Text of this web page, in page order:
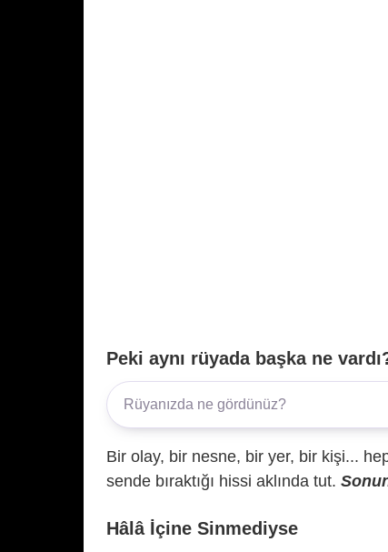
Peki aynı rüyada başka ne
Bir olay, bir nesne, bir yer, bir kişi...
sende bıraktığı hissi aklında tut.
Hâlâ İçine Sinmediyse